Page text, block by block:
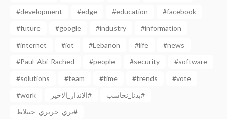
#development
#edge #education
#facebook
#future
#google #industry
#information
#internet
#iot #Lebanon #life
#news
#Paul_Abi_Rached
#people #security
#software
#solutions
#team #time #trends
#vote
#work
الانذار_الاخير#
بدنا_نحاسب#
بري_حريري_جنبلاط#